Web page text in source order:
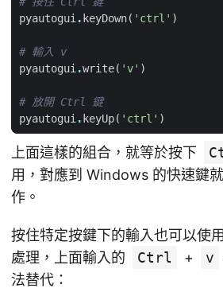
pyautogui. keyDown( 'ctrl' )
# 輸入 v
pyautogui.write( 'v' )
# 放開 Ctrl 鍵
pyautogui. keyUp( 'ctrl' )
上面這樣的組合，就等於按下
用，對應到 Windows 的快速鍵
作。
按住特定按鍵下的輸入也可以使用
處理，上面輸入的
Ctrl + v
法替代：